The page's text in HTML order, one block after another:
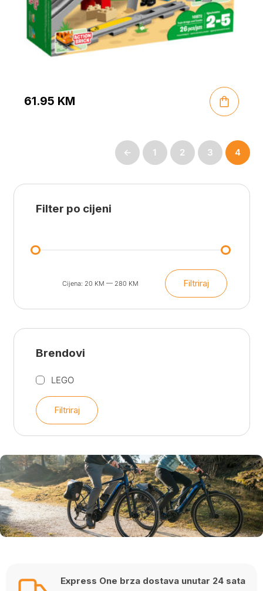
61.95 KM
← 1 2 3 4
Filter po cijeni
Min
cijena
Maks
cijena
Filtriraj
Cijena: 20 KM — 280 KM
Brendovi
LEGO
Filtriraj
Express One brza dostava unutar 24 sata